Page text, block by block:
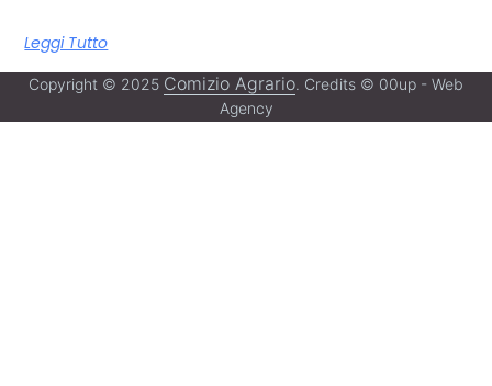
Leggi Tutto
Copyright © 2025 Comizio Agrario. Credits © 00up - Web
Agency